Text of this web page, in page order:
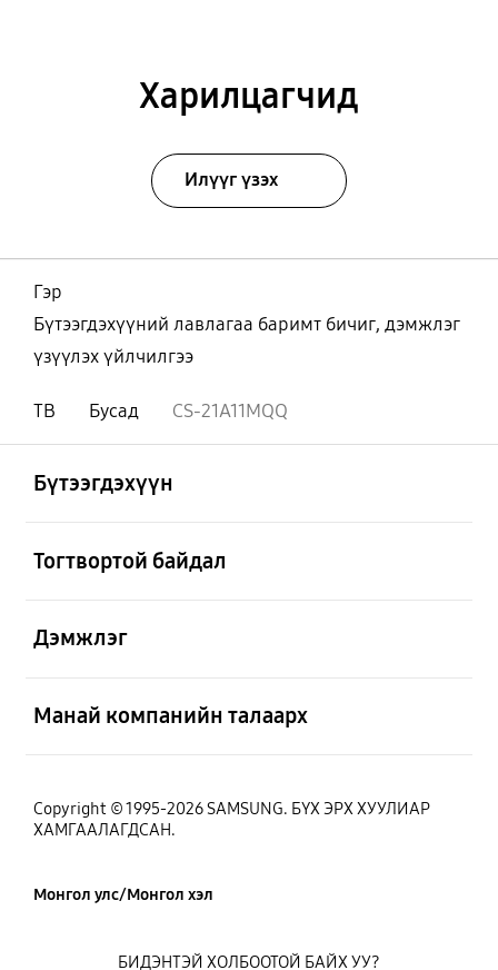
Харилцагчид
Илүүг үзэх
Гэр
Бүтээгдэхүүний лавлагаа баримт бичиг, дэмжлэг
үзүүлэх үйлчилгээ
ТВ Бусад CS-21A11MQQ
Бүтээгдэхүүн
Тогтвортой байдал
Дэмжлэг
Манай компанийн талаарх
Copyright © 1995-2026 SAMSUNG. БҮХ ЭРХ ХУУЛИАР
ХАМГААЛАГДСАН.
Монгол улс/Монгол хэл
БИДЭНТЭЙ ХОЛБООТОЙ БАЙХ УУ?